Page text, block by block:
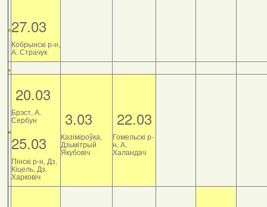
27.03
Кобрынскі р-н,
А. Страчук
20.03
Брэст, А.
Сербун
25.03
Пінскі р-н, Дз.
Кіцель, Дз.
Харковіч
3.03
Казіміроўка,
Дзьмітрый
Якубовіч
22.03
Гомельскі р-
н, А.
Халандач